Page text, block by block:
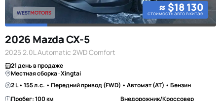
≈ $18 130
стоимость авто в китае
2026 Mazda CX-5
2025 2.0L Automatic 2WD Comfort
21 день в продаже
Местная сборка · Xingtai
2 L • 155 л.с. • Передний привод (FWD) • Автомат (AT) • Бензин
Пробег: 100 км
Внедорожник/Кроссовер